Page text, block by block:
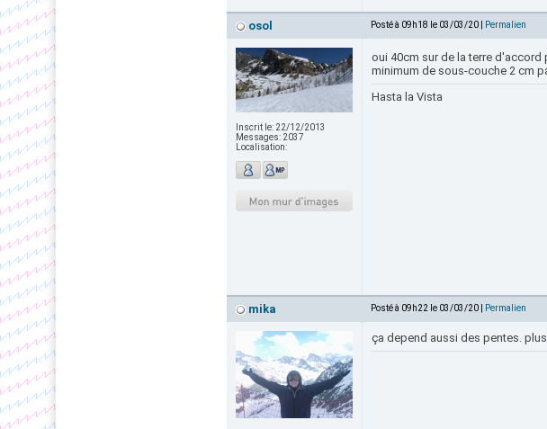
osol Posté à 09h18 le 03/03/20 | Permalien
Inscrit le: 22/12/2013
Messages: 2037
Localisation:
oui 40cm sur de la terre d'accord
minimum de sous-couche 2 cm
Hasta la Vista
mika Posté à 09h22 le 03/03/20 | Permalien
ça depend aussi des pentes.